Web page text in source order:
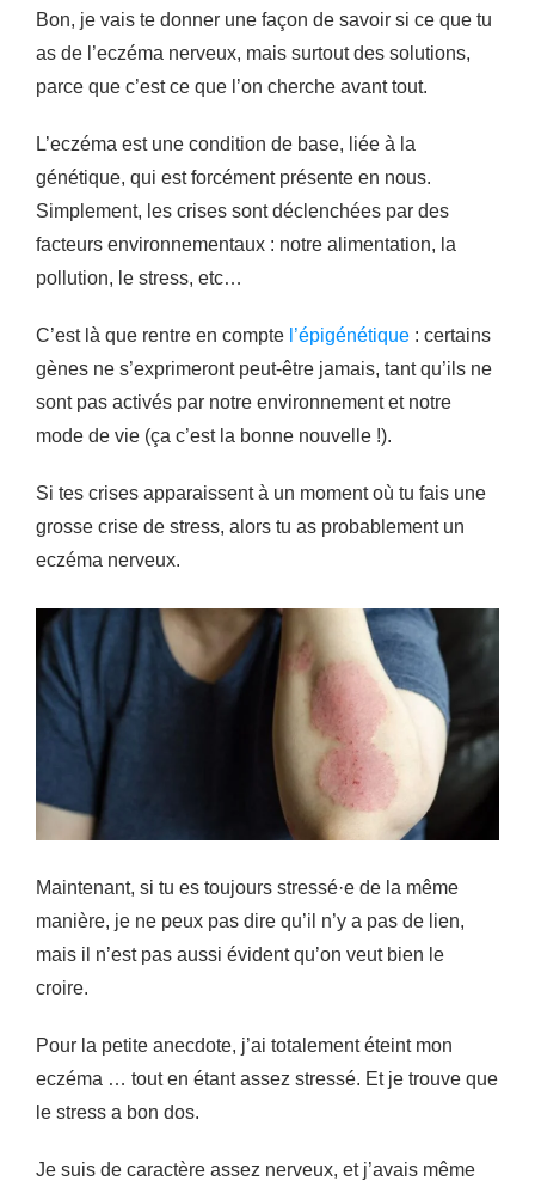
Bon, je vais te donner une façon de savoir si ce que tu
as de l’eczéma nerveux, mais surtout des solutions,
parce que c’est ce que l’on cherche avant tout.
L’eczéma est une condition de base, liée à la
génétique, qui est forcément présente en nous.
Simplement, les crises sont déclenchées par des
facteurs environnementaux : notre alimentation, la
pollution, le stress, etc…
C’est là que rentre en compte l’épigénétique : certains
gènes ne s’exprimeront peut-être jamais, tant qu’ils ne
sont pas activés par notre environnement et notre
mode de vie (ça c’est la bonne nouvelle !).
Si tes crises apparaissent à un moment où tu fais une
grosse crise de stress, alors tu as probablement un
eczéma nerveux.
Maintenant, si tu es toujours stressé·e de la même
manière, je ne peux pas dire qu’il n’y a pas de lien,
mais il n’est pas aussi évident qu’on veut bien le
croire.
Pour la petite anecdote, j’ai totalement éteint mon
eczéma … tout en étant assez stressé. Et je trouve que
le stress a bon dos.
Je suis de caractère assez nerveux, et j’avais même